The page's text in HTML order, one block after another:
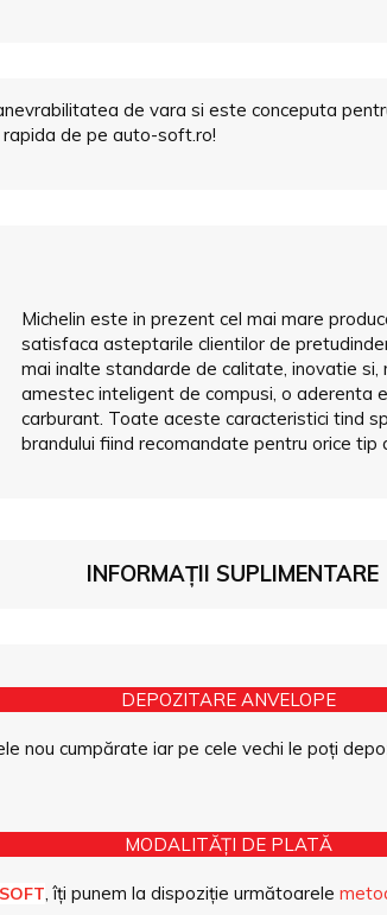
de vara si este conceputa
de pe auto-soft.ro!
Michelin este in prezent cel mai mare
satisfaca asteptarile clientilor de
mai inalte standarde de calitate, inovatie si,
amestec inteligent de compusi, o aderenta
carburant. Toate aceste caracteristici tind
brandului fiind recomandate pentru orice tip
INFORMAȚII SUPLIMENTARE
DEPOZITARE ANVELOPE
nou cumpărate iar pe cele vechi le poți
MODALITĂȚI DE PLATĂ
, îți punem la dispoziție următoarele